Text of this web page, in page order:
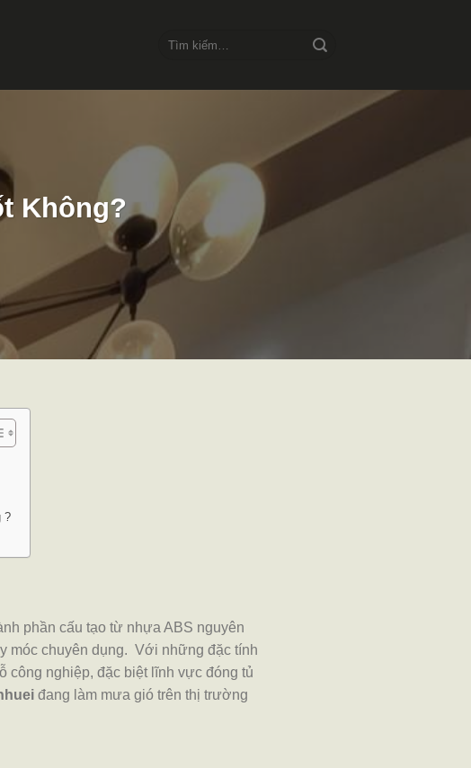
Không?
?
phần cấu tạo từ nhựa ABS nguyên
móc chuyên dụng. Với những đặc tính
công nghiệp, đặc biệt lĩnh vực đóng tủ
đang làm mưa gió trên thị trường